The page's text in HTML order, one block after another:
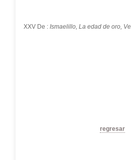
XXV De : Ismaelillo, La edad de oro,
regresar